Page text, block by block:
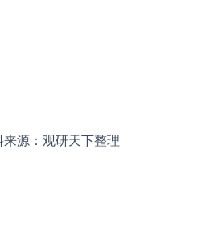
来源：观研天下整理